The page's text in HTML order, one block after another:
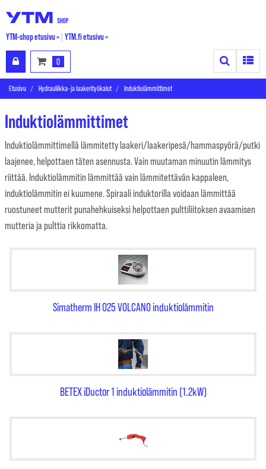
YTM-shop etusivu » YTM.fi etusivu »
0 Search
Etusivu Hydrauliikka- ja laakerityökalut Induktiolämmittimet
Induktiolämmittimet
Induktiolämmittimellä lämmitetty laakeri/laakeripesä/hammaspyörä/putki
laajenee, helpottaen täten asennusta. Vain muutaman minuutin lämmitys
riittää. Induktiolämmitin lämmittää vain lämmitettävän kappaleen,
induktiolämmitin ei kuumene. Spiraali induktorilla voidaan lämmittää
ruostuneet mutterit punahehkuiseksi helpottaen pulttiliitoksen avaamisen
mutteria ja pulttia rikkomatta.
Simatherm IH 025 VOLCANO induktiolämmitin
BETEX iDuctor 1 induktiolämmitin (1.2kW)